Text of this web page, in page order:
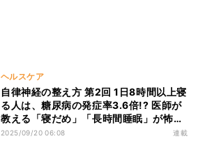
ヘルスケア
自律神経の整え方 第2回 1日8時間以上寝
る人は、糖尿病の発症率3.6倍!? 医師が
教える「寝だめ」「長時間睡眠」が怖い
理由
2025/09/20 06:08 連載